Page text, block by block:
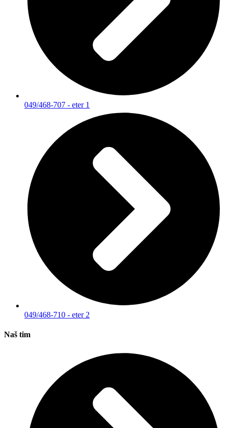
049/468-707 - eter 1
049/468-710 - eter 2
Naš tim